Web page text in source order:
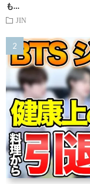
も…
JIN